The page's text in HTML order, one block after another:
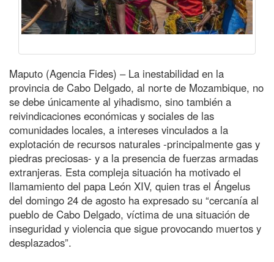
Maputo (Agencia Fides) – La inestabilidad en la
provincia de Cabo Delgado, al norte de Mozambique, no
se debe únicamente al yihadismo, sino también a
reivindicaciones económicas y sociales de las
comunidades locales, a intereses vinculados a la
explotación de recursos naturales -principalmente gas y
piedras preciosas- y a la presencia de fuerzas armadas
extranjeras. Esta compleja situación ha motivado el
llamamiento del papa León XIV, quien tras el Ángelus
del domingo 24 de agosto ha expresado su “cercanía al
pueblo de Cabo Delgado, víctima de una situación de
inseguridad y violencia que sigue provocando muertos y
desplazados”.